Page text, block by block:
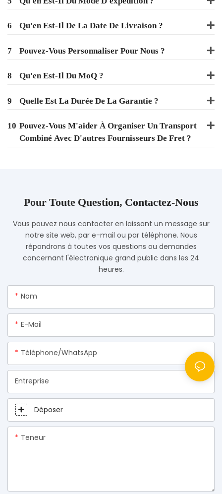
6 Qu'en Est-Il De La Date De Livraison ?
7 Pouvez-Vous Personnaliser Pour Nous ?
8 Qu'en Est-Il Du MoQ ?
9 Quelle Est La Durée De La Garantie ?
10 Pouvez-Vous M'aider À Organiser Un Transport
Combiné Avec D'autres Fournisseurs De Fret ?
Pour Toute Question, Contactez-Nous
Vous pouvez nous contacter en laissant un message sur
notre site web, par e-mail ou par téléphone. Nous
répondrons à toutes vos questions ou demandes
concernant l'électronique grand public dans les 24
heures.
Nom
E-Mail
Téléphone/WhatsApp
Entreprise
Déposer
Teneur